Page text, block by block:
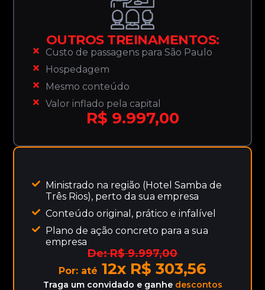
OUTROS TREINAMENTOS:
Custo de passagens para São Paulo
Hospedagem
Mesmo conteúdo
Valor inflado pela capital
R$ 9.997,00
Ministrado na região (Hotel Samba de
Três Rios), perto da sua empresa
Conteúdo original, prático e infalível
Plano de ação concreto para a sua
empresa
De: R$ 9.997,00
Por: até 12x R$ 303,56
Traga um convidado e ganhe descontos